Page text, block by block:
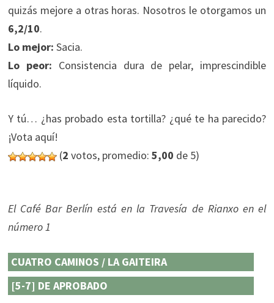
quizás mejore a otras horas. Nosotros le otorgamos un
6,2/10.
Lo mejor: Sacia.
Lo peor: Consistencia dura de pelar, imprescindible
líquido.
Y tú… ¿has probado esta tortilla? ¿qué te ha parecido?
¡Vota aquí!
(2 votos, promedio: 5,00 de 5)
El Café Bar Berlín está en la Travesía de Rianxo en el
número 1
CUATRO CAMINOS / LA GAITEIRA
[5-7] DE APROBADO